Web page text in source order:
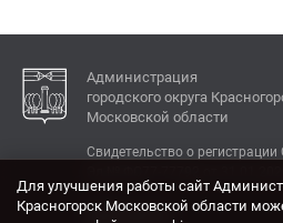
Администрация
городского округа
Московской области
Свидетельство о
КОНТАКТЫ
Для улучшения работы сайт
Красногорск Московской области